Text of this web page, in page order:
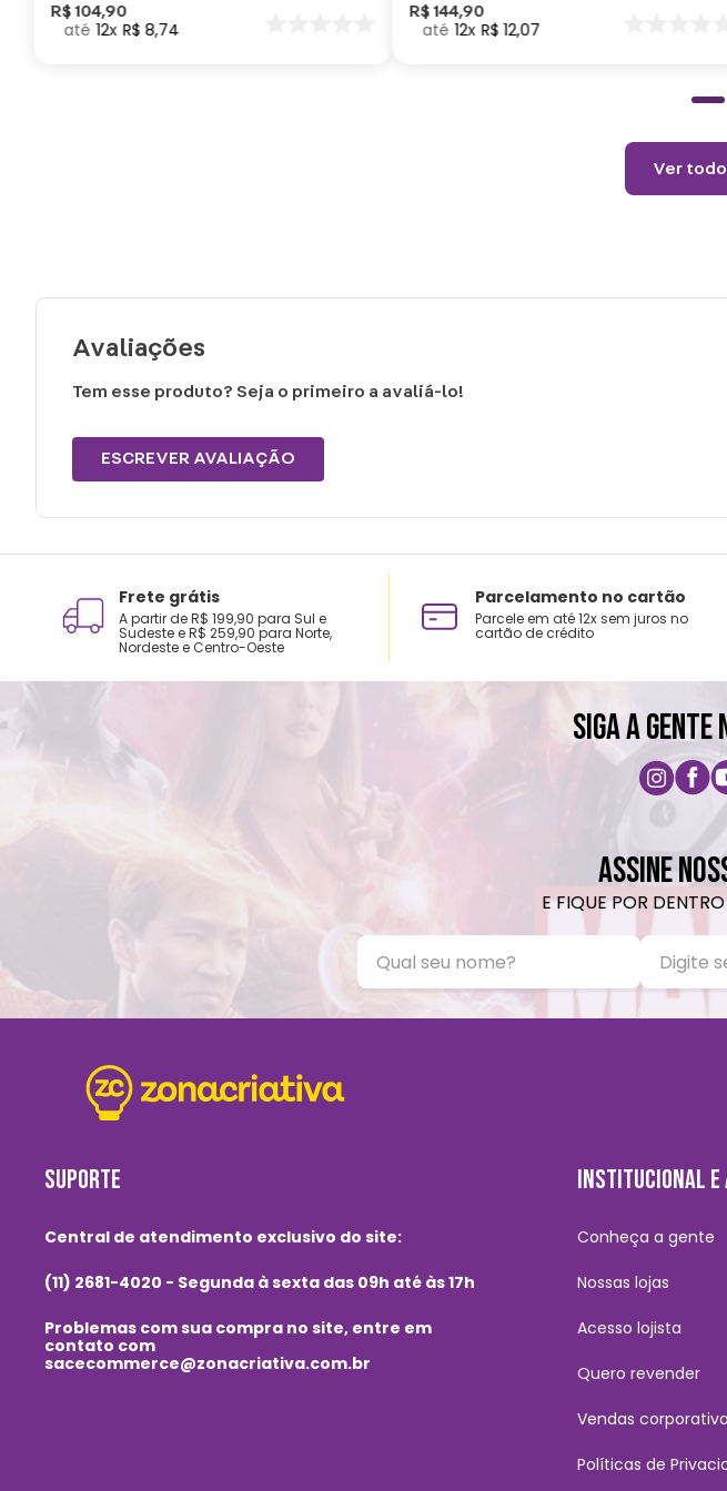
R$ 104,90
12 R$ 8,74
Como Treinar
seu Dragão
R$ 144,90
12 R$ 12,07
Ver
Avaliações
Tem esse produto? Seja o primeiro a avaliá-lo!
ESCREVER AVALIAÇÃO
Frete grátis
A partir de R$ 199,90 para Sul e
Sudeste e R$ 259,90 para Norte,
Nordeste e Centro-Oeste
Parcelamento no cartão
Parcele em até 12x sem juros no
cartão de crédito
SIGA A GENTE
ASSINE
E FIQUE POR
SUPORTE
Central de atendimento exclusivo do site:
(11) 2681-4020 - Segunda à sexta das 09h até às 17h
Problemas com sua compra no site, entre em
contato com
sacecommerce@zonacriativa.com.br
INSTITUCIONAL E
Conheça a gente
Nossas lojas
Acesso lojista
Quero revender
Vendas
Políticas de